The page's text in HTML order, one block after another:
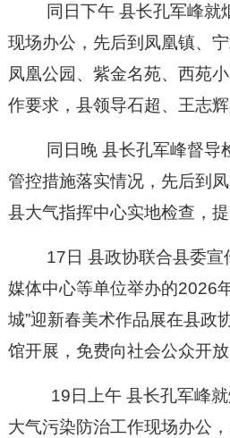
同 日下午 县长孔军峰就
现场办公，先后到凤凰镇、
凤凰公园、紫金名苑、西苑
作要求 ， 县领导石超、王志辉
同 日晚 县长孔军峰督导
管控措施落实情况，先后到
县大气指挥中心实地检查，提
17日 县政协联合县委宣
媒体中心等单位举办的2026
城”迎新春美术作品展在县政
馆开展，免费向社会公众开放
19日上午 县长孔军峰
大气污染防治工作现场办公